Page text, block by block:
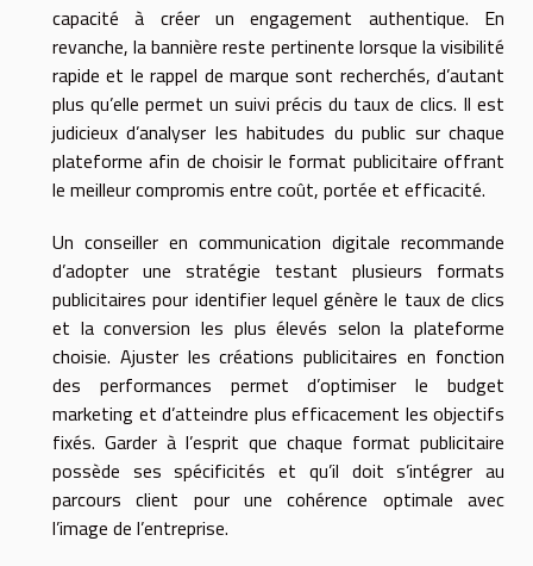
capacité à créer un engagement authentique. En
revanche, la bannière reste pertinente lorsque la visibilité
rapide et le rappel de marque sont recherchés, d’autant
plus qu’elle permet un suivi précis du taux de clics. Il est
judicieux d’analyser les habitudes du public sur chaque
plateforme afin de choisir le format publicitaire offrant
le meilleur compromis entre coût, portée et efficacité.
Un conseiller en communication digitale recommande
d’adopter une stratégie testant plusieurs formats
publicitaires pour identifier lequel génère le taux de clics
et la conversion les plus élevés selon la plateforme
choisie. Ajuster les créations publicitaires en fonction
des performances permet d’optimiser le budget
marketing et d’atteindre plus efficacement les objectifs
fixés. Garder à l’esprit que chaque format publicitaire
possède ses spécificités et qu’il doit s’intégrer au
parcours client pour une cohérence optimale avec
l’image de l’entreprise.